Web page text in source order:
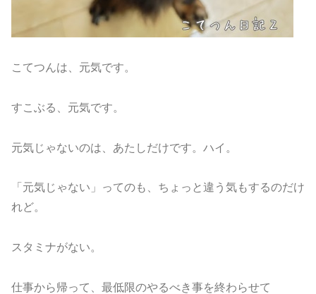
こてつんは、元気です。
すこぶる、元気です。
元気じゃないのは、あたしだけです。ハイ。
「元気じゃない」ってのも、ちょっと違う気もするのだけ
れど。
スタミナがない。
仕事から帰って、最低限のやるべき事を終わらせて